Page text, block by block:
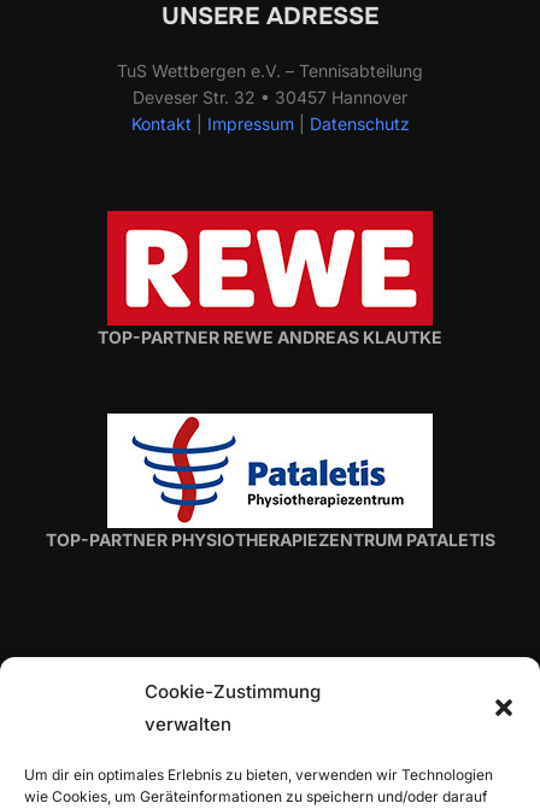
Cookie-Zustimmung
verwalten
Um dir ein optimales Erlebnis zu bieten, verwenden wir Technologien
wie Cookies, um Geräteinformationen zu speichern und/oder darauf
UNSERE ADRESSE
TuS Wettbergen e.V. – Tennisabteilung
Deveser Str. 32 • 30457 Hannover
Kontakt
Impressum| Datenschutz
TOP-PARTNER REWE ANDREAS KLAUTKE
TOP-PARTNER PHYSIOTHERAPIEZENTRUM PATALETIS